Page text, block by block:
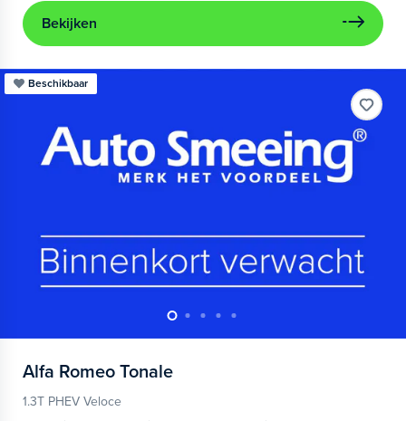
Bekijken
Beschikbaar
Alfa Romeo Tonale
1.3T PHEV Veloce